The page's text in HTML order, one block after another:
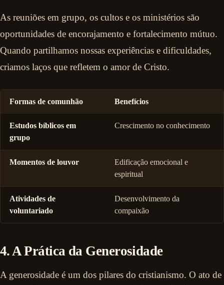
As reuniões em grupo, os cultos e os ministérios são
oportunidades de encorajamento e fortalecimento mútuo.
Quando partilhamos nossas experiências e dificuldades,
criamos laços que refletem o amor de Cristo.
Formas de comunhão Benefícios
Estudos bíblicos em
grupo
Crescimento no conhecimento
Momentos de louvor
Edificação emocional e
espiritual
Atividades de
voluntariado
Desenvolvimento da
compaixão
4. A Prática da Generosidade
A generosidade é um dos pilares do cristianismo. O ato de